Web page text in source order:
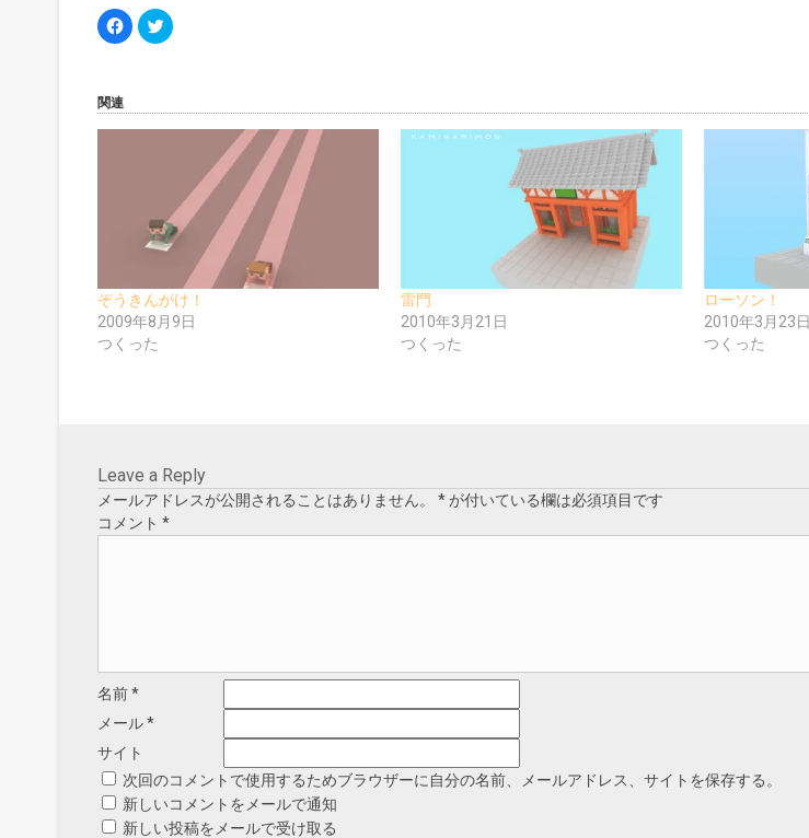
F
a
k
で
て
く
だ
さ
で
開
き
ま
す
)
ク
リ
w
i
共
有
(
新
ウ
ィ
ン
ド
関連
ぞうきんがけ！
2009年8月9日
つくった
雷門
2010年3月21日
つくった
ローソン！
2010年3月23日
つくった
Leave a Reply
メールアドレスが公開されることはありません。 * が付いている欄は必須項目です
コメント*
名前*
メール*
サイト
次回のコメントで使用するためブラウザーに自分の名前、メールアドレス、サイトを保存する。
新しいコメントをメールで通知
新しい投稿をメールで受け取る